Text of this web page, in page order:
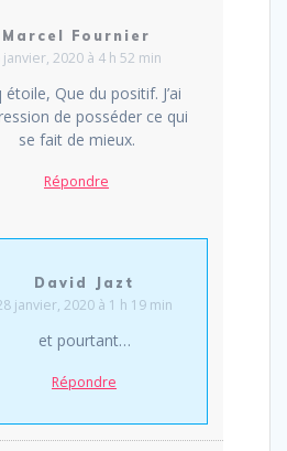
Marcel Fournier
janvier, 2020 à 4 h 52 min
étoile, Que du positif. J’ai
de posséder ce qui
se fait de mieux.
Répondre
David Jazt
janvier, 2020 à 1 h 19 min
et pourtant…
Répondre